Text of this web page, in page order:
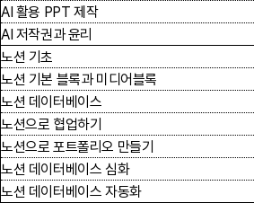
AI활용 PPT제작
AI저작권과 윤리
노션 기초
노션 기본 블록과 미디어블록
노션 데이터베이스
노션으로 협업하기
노션으로 포트폴리오 만들기
노션 데이터베이스 심화
노션 데이터베이스 자동화